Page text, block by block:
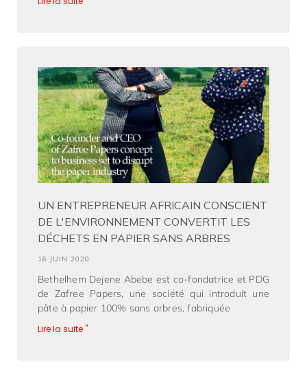
UN ENTREPRENEUR AFRICAIN CONSCIENT
DE L'ENVIRONNEMENT CONVERTIT LES
DÉCHETS EN PAPIER SANS ARBRES
16 JUIN 2020
Bethelhem Dejene Abebe est co-fondatrice et PDG
de Zafree Papers, une société qui introduit une
pâte à papier 100% sans arbres, fabriquée
Lire la suite "